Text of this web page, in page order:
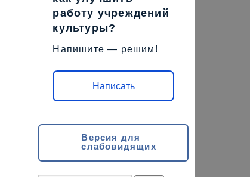
работу учреждений
культуры?
Напишите — решим!
Написать
Версия для
слабовидящих